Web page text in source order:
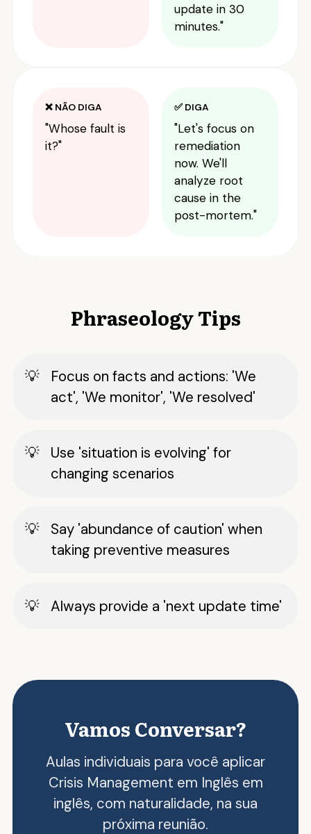
update in 30
minutes."
❌ NÃO DIGA
"Whose fault is
it?"
✅ DIGA
"Let's focus on
remediation
now. We'll
analyze root
cause in the
post-mortem."
Phraseology Tips
Focus on facts and actions: 'We
act', 'We monitor', 'We resolved'
Use 'situation is evolving' for
changing scenarios
Say 'abundance of caution' when
taking preventive measures
Always provide a 'next update time'
Vamos Conversar?
Aulas individuais para você aplicar
Crisis Management em Inglês em
inglês, com naturalidade, na sua
próxima reunião.